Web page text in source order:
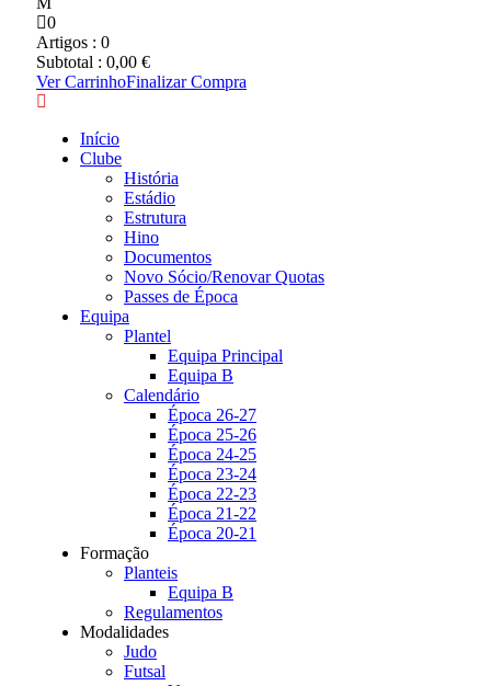
0
Artigos : 0
Subtotal : 0,00 €
Ver CarrinhoFinalizar Compra
Início
Clube
História
Estádio
Estrutura
Hino
Documentos
Novo Sócio/Renovar Quotas
Passes de Época
Equipa
Plantel
Equipa Principal
Equipa B
Calendário
Época 26-27
Época 25-26
Época 24-25
Época 23-24
Época 22-23
Época 21-22
Época 20-21
Formação
Planteis
Equipa B
Regulamentos
Modalidades
Judo
Futsal